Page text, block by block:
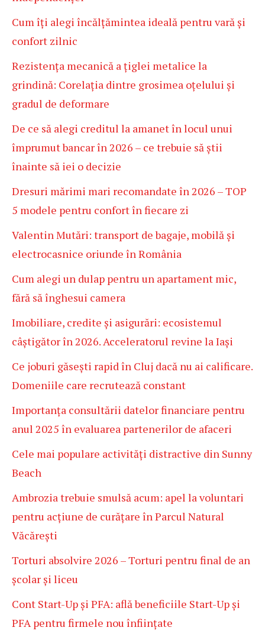
Cum îți alegi încălțămintea ideală pentru vară și
confort zilnic
Rezistența mecanică a țiglei metalice la
grindină: Corelația dintre grosimea oțelului și
gradul de deformare
De ce să alegi creditul la amanet în locul unui
împrumut bancar în 2026 – ce trebuie să știi
înainte să iei o decizie
Dresuri mărimi mari recomandate în 2026 – TOP
5 modele pentru confort în fiecare zi
Valentin Mutări: transport de bagaje, mobilă și
electrocasnice oriunde în România
Cum alegi un dulap pentru un apartament mic,
fără să înghesui camera
Imobiliare, credite și asigurări: ecosistemul
câștigător în 2026. Acceleratorul revine la Iași
Ce joburi găsești rapid în Cluj dacă nu ai calificare.
Domeniile care recrutează constant
Importanța consultării datelor financiare pentru
anul 2025 în evaluarea partenerilor de afaceri
Cele mai populare activități distractive din Sunny
Beach
Ambrozia trebuie smulsă acum: apel la voluntari
pentru acțiune de curățare în Parcul Natural
Văcărești
Torturi absolvire 2026 – Torturi pentru final de an
școlar și liceu
Cont Start-Up și PFA: află beneficiile Start-Up și
PFA pentru firmele nou înființate